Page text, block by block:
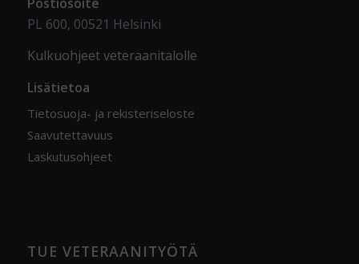
PL 600, 00521 Helsinki
Kulkuohjeet veteraanitalolle
Lisätietoa
Tietosuoja- ja rekisteriseloste
Saavutettavuus
Laskutusohjeet
TUE VETERAANITYÖTÄ